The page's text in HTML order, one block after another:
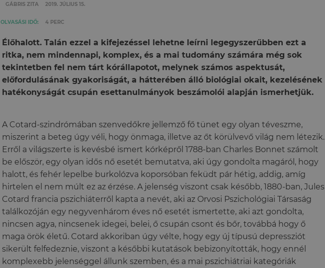
GÁBRIS ZITA 2019. JÚLIUS 15.
OLVASÁSI IDŐ: 4 PERC
Élőhalott. Talán ezzel a kifejezéssel lehetne leírni legegyszerűbben ezt a
ritka, nem mindennapi, komplex, és a mai tudomány számára még sok
tekintetben fel nem tárt kórállapotot, melynek számos aspektusát,
előfordulásának gyakoriságát, a hátterében álló biológiai okait, kezelésének
hatékonyságát csupán esettanulmányok beszámolói alapján ismerhetjük.
A Cotard-szindrómában szenvedőkre jellemző fő tünet egy olyan téveszme,
miszerint a beteg úgy véli, hogy önmaga, illetve az őt körülvevő világ nem létezik.
Erről a világszerte is kevésbé ismert kórképről 1788-ban Charles Bonnet számolt
be először, egy olyan idős nő esetét bemutatva, aki úgy gondolta magáról, hogy
halott, és fehér lepelbe burkolózva koporsóban feküdt pár hétig, addig, amíg
hirtelen el nem múlt ez az érzése. A jelenség viszont csak később, 1880-ban, Jules
Cotard francia pszichiáterről kapta a nevét, aki az Orvosi Pszichológiai Társaság
találkozóján egy negyvenhárom éves nő esetét ismertette, aki azt gondolta,
nincsen agya, nincsenek idegei, belei, ő csupán csont és bőr, továbbá hogy ő
maga örök életű. Cotard akkoriban úgy vélte, hogy egy új típusú depressziót
sikerült felfedeznie, viszont a későbbi kutatások bebizonyították, hogy ennél
komplexebb jelenséggel állunk szemben, és a mai pszichiátriai kategóriák